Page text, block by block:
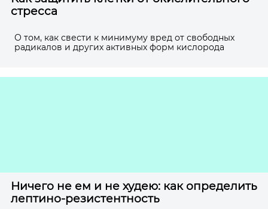
стресса
О том, как свести к минимуму вред от свободных
радикалов и других активных форм кислорода
Ничего не ем и не худею: как определить
лептино-резистентность